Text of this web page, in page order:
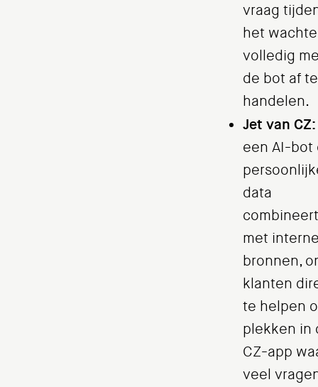
vraag
het
volledig
de bot af te
handelen.
Jet van CZ:
een AI-bot
data
combineert
met
bronnen,
klanten
te helpen
plekken in
CZ-app
veel